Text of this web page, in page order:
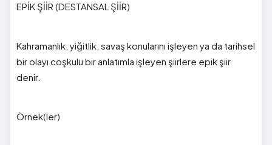
EPİK ŞİİR (DESTANSAL ŞİİR)
Kahramanlık, yiğitlik, savaş konularını işleyen ya da tarihsel
bir olayı coşkulu bir anlatımla işleyen şiirlere epik şiir
denir.
Örnek(ler)